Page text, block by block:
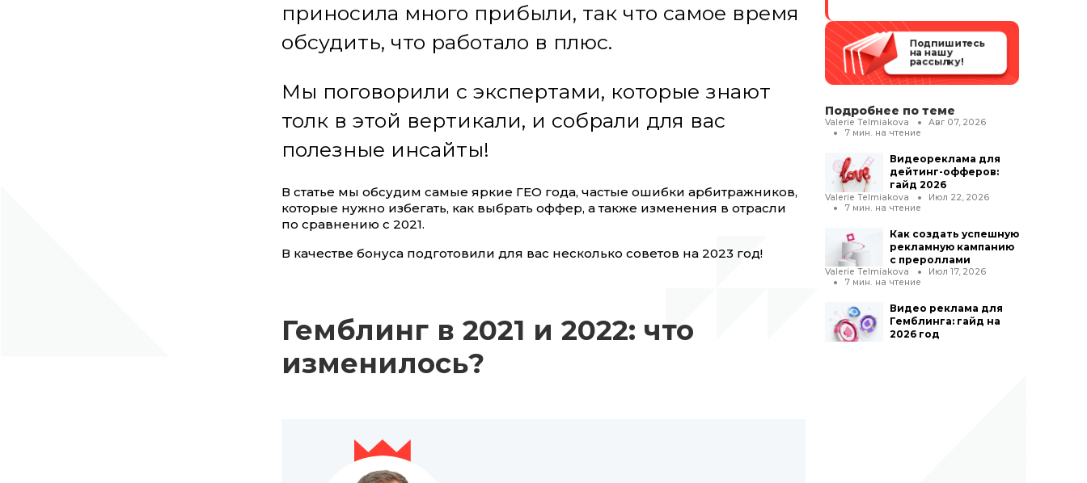
приносила много прибыли, так что самое время
обсудить, что работало в плюс.
Мы поговорили с экспертами, которые знают
толк в этой вертикали, и собрали для вас
полезные инсайты!
В статье мы обсудим самые яркие ГЕО года, частые ошибки арбитражников,
которые нужно избегать, как выбрать оффер, а также изменения в отрасли
по сравнению с 2021.
В качестве бонуса подготовили для вас несколько советов на 2023 год!
Гемблинг в 2021 и 2022: что
изменилось?
Подпишитесь
на нашу
рассылку!
Подробнее по теме
Valerie Telmiakova
Авг 07, 2026
7 мин. на чтение
Видеореклама для
дейтинг-офферов:
гайд 2026
Valerie Telmiakova
Июл 22, 2026
7 мин. на чтение
Как создать успешную
рекламную кампанию
с прероллами
Valerie Telmiakova
Июл 17, 2026
7 мин. на чтение
Видео реклама для
Гемблинга: гайд на
2026 год